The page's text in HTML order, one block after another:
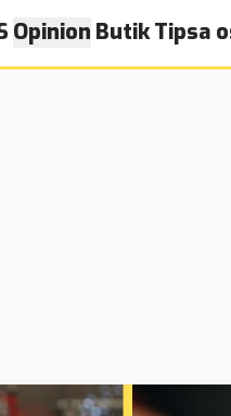
Opinion ButikTipsa